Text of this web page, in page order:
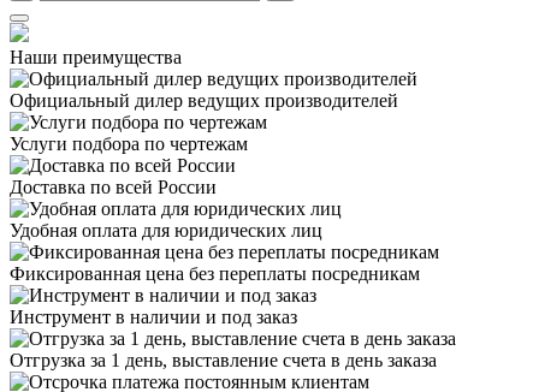
Наши преимущества
Официальный дилер ведущих производителей
Услуги подбора по чертежам
Доставка по всей России
Удобная оплата для юридических лиц
Фиксированная цена без переплаты посредникам
Инструмент в наличии и под заказ
Отгрузка за 1 день, выставление счета в день заказа